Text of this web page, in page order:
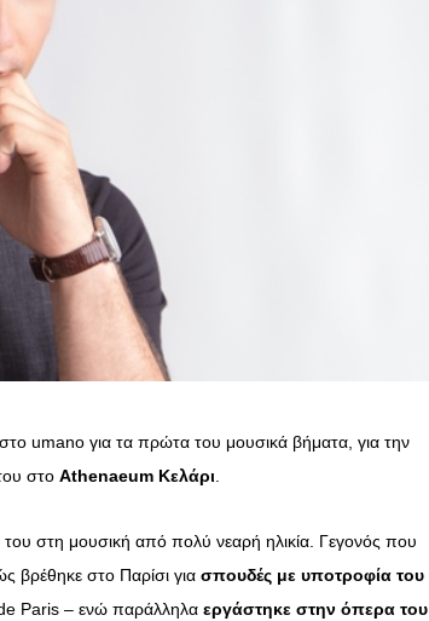
umano για τα πρώτα του μουσικά βήματα, για την
στο Athenaeum Κελάρι.
του στη μουσική από πολύ νεαρή ηλικία. Γεγονός που
βρέθηκε στο Παρίσι για σπουδές με υποτροφία του
Paris – ενώ παράλληλα εργάστηκε στην όπερα του